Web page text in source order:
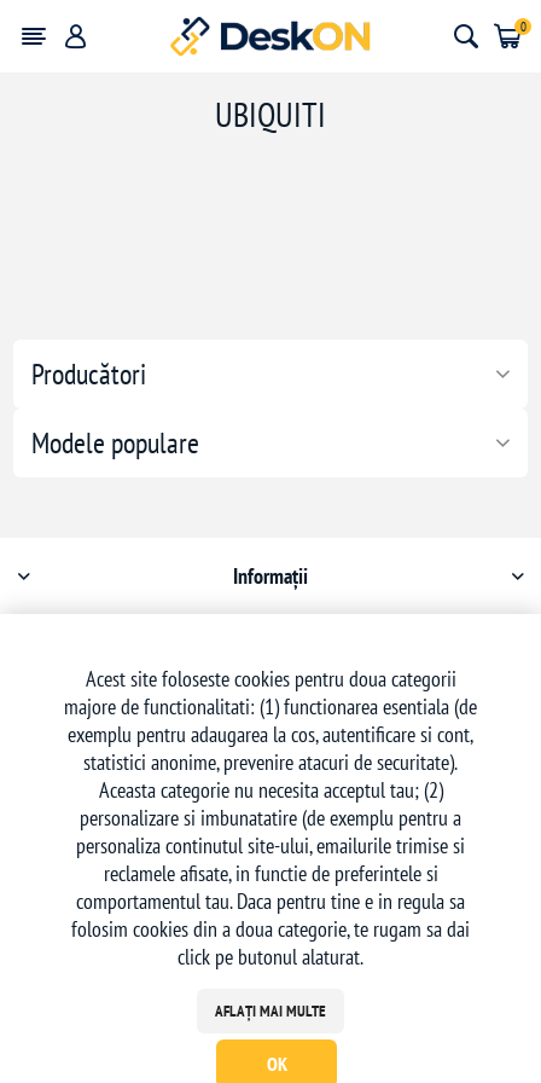
0
Producători
Modele populare
UBIQUITI
Informații
Serviciu clienți
Urmăriți-ne
nopCommerce| Creat de
Acest site foloseste cookies pentru doua categorii
majore de functionalitati: (1) functionarea esentiala (de
exemplu pentru adaugarea la cos, autentificare si cont,
statistici anonime, prevenire atacuri de securitate).
Aceasta categorie nu necesita acceptul tau; (2)
personalizare si imbunatatire (de exemplu pentru a
personaliza continutul site-ului, emailurile trimise si
reclamele afisate, in functie de preferintele si
comportamentul tau. Daca pentru tine e in regula sa
folosim cookies din a doua categorie, te rugam sa dai
click pe butonul alaturat.
AFLAȚI MAI MULTE
OK